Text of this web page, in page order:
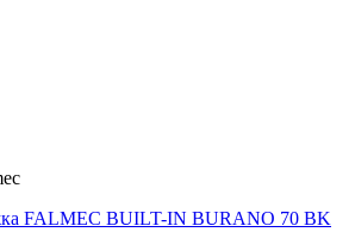
FALMEC BUILT-IN BURANO 70 BK